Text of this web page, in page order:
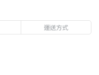
運送方式